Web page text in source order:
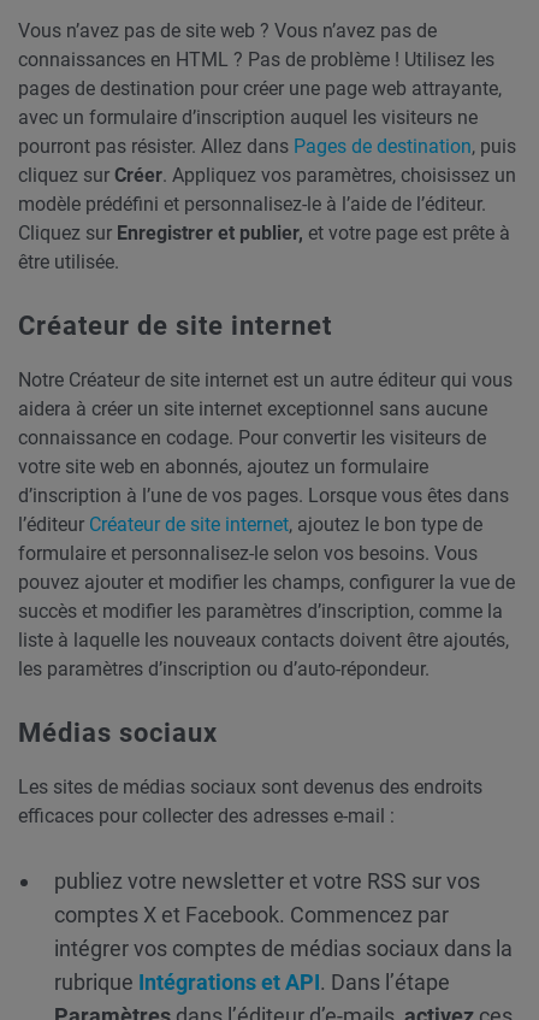
Vous n’avez pas de site web ? Vous n’avez pas de
connaissances en HTML ? Pas de problème ! Utilisez les
pages de destination pour créer une page web attrayante,
avec un formulaire d’inscription auquel les visiteurs ne
pourront pas résister. Allez dans Pages de destination, puis
cliquez sur Créer. Appliquez vos paramètres, choisissez un
modèle prédéfini et personnalisez-le à l’aide de l’éditeur.
Cliquez sur Enregistrer et publier, et votre page est prête à
être utilisée.
Créateur de site internet
Notre Créateur de site internet est un autre éditeur qui vous
aidera à créer un site internet exceptionnel sans aucune
connaissance en codage. Pour convertir les visiteurs de
votre site web en abonnés, ajoutez un formulaire
d’inscription à l’une de vos pages. Lorsque vous êtes dans
l’éditeur Créateur de site internet, ajoutez le bon type de
formulaire et personnalisez-le selon vos besoins. Vous
pouvez ajouter et modifier les champs, configurer la vue de
succès et modifier les paramètres d’inscription, comme la
liste à laquelle les nouveaux contacts doivent être ajoutés,
les paramètres d’inscription ou d’auto-répondeur.
Médias sociaux
Les sites de médias sociaux sont devenus des endroits
efficaces pour collecter des adresses e-mail :
publiez votre newsletter et votre RSS sur vos
comptes X et Facebook. Commencez par
intégrer vos comptes de médias sociaux dans la
rubrique Intégrations et API. Dans l’étape